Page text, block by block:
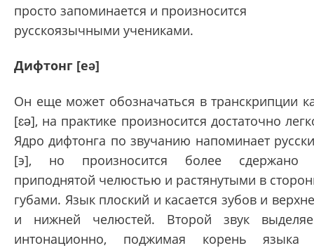
просто запоминается и произносится
русскоязычными учениками.
Дифтонг [eə]
Он еще может обозначаться в транскрипции
[ɛə], на практике произносится достаточно
Ядро дифтонга по звучанию напоминает
[э], но произносится более сдержано
приподнятой челюстью и растянутыми в
губами. Язык плоский и касается зубов и
и нижней челюстей. Второй звук
интонационно, поджимая корень языка